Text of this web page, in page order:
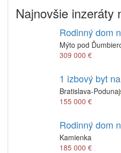
Najnovšie inzeráty
Rodinný dom
Mýto pod
309 000 €
1 izbový byt
Bratislava-
155 000 €
Rodinný dom
Kamienka
185 000 €